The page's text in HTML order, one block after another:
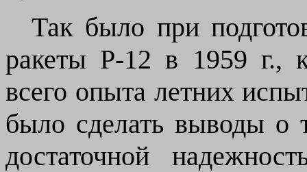
Так было при
ракеты Р-12 в 1959 г.,
всего опыта летних
было сделать выводы о
достаточной